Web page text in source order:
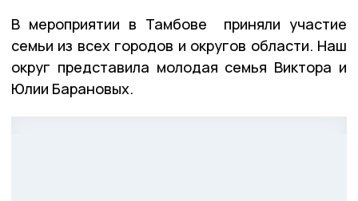
В мероприятии в Тамбове приняли участие
семьи из всех городов и округов области. Наш
округ представила молодая семья Виктора и
Юлии Барановых.